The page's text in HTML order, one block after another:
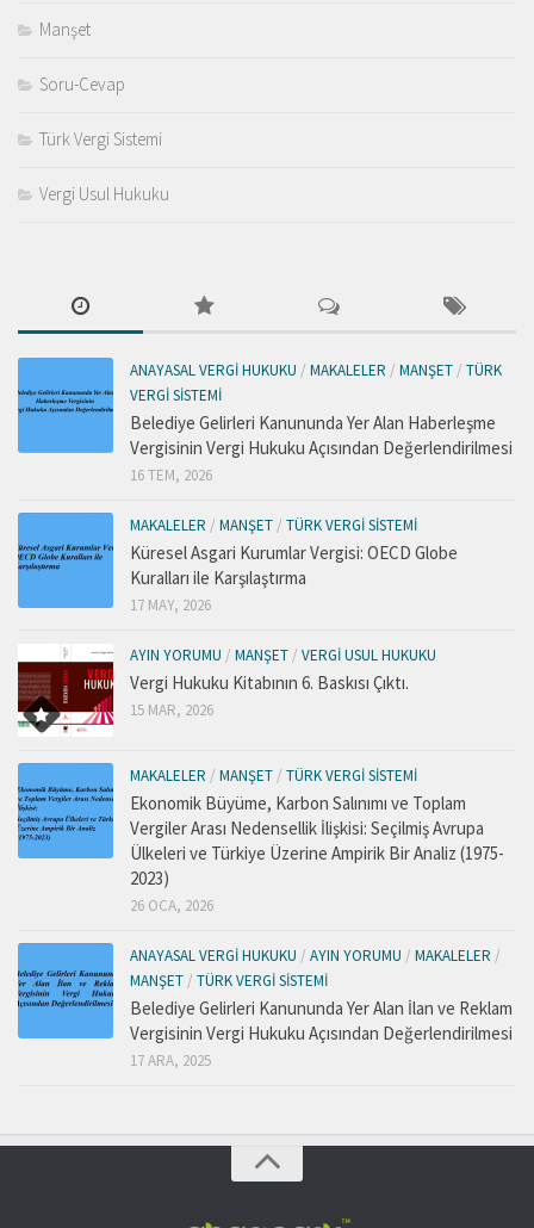
Manşet
Soru-Cevap
Türk Vergi Sistemi
Vergi Usul Hukuku
ANAYASAL VERGI HUKUKU / MAKALELER / MANŞET / TÜRK
VERGI SISTEMI
Belediye Gelirleri Kanununda Yer Alan Haberleşme
Vergisinin Vergi Hukuku Açısından Değerlendirilmesi
16 TEM, 2026
MAKALELER / MANŞET / TÜRK VERGI SISTEMI
Küresel Asgari Kurumlar Vergisi: OECD Globe
Kuralları ile Karşılaştırma
17 MAY, 2026
AYIN YORUMU / MANŞET / VERGI USUL HUKUKU
Vergi Hukuku Kitabının 6. Baskısı Çıktı.
15 MAR, 2026
MAKALELER / MANŞET / TÜRK VERGI SISTEMI
Ekonomik Büyüme, Karbon Salınımı ve Toplam
Vergiler Arası Nedensellik İlişkisi: Seçilmiş Avrupa
Ülkeleri ve Türkiye Üzerine Ampirik Bir Analiz (1975-
2023)
26 OCA, 2026
ANAYASAL VERGI HUKUKU / AYIN YORUMU / MAKALELER /
MANŞET / TÜRK VERGI SISTEMI
Belediye Gelirleri Kanununda Yer Alan İlan ve Reklam
Vergisinin Vergi Hukuku Açısından Değerlendirilmesi
17 ARA, 2025